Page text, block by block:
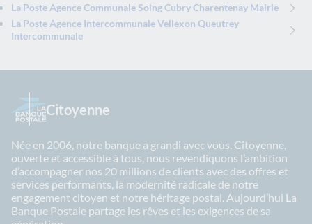
La Poste Agence Communale Soing Cubry Charentenay Mairie
La Poste Agence Intercommunale Vellexon Queutrey
Intercommunale
Citoyenne
Née en 2006, notre banque a grandi avec vous. Citoyenne,
ouverte et accessible à tous, nous revendiquons l’ambition
d’accompagner nos 20 millions de clients avec des offres et
services performants, la modernité radicale de notre
engagement citoyen et notre héritage postal. Aujourd’hui La
Banque Postale partage les rêves et les exigences de sa